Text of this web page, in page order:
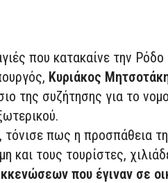
που κατακαίνε την
Κυριάκος
της συζήτησης για το
πως η προσπάθεια
και τους τουρίστες,
που έγιναν σε